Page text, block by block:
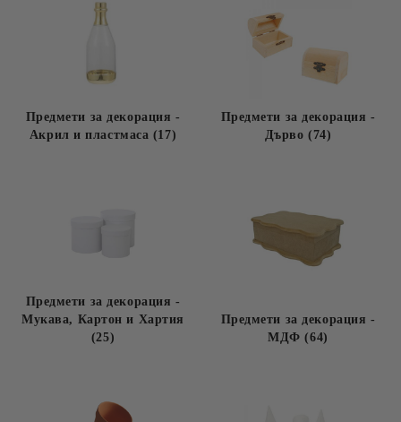
Предмети за декорация -
Акрил и пластмаса (17)
Предмети за декорация -
Дърво (74)
Предмети за декорация -
Мукава, Картон и Хартия
(25)
Предмети за декорация -
МДФ (64)